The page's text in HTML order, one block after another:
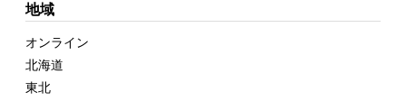
地域
オンライン
北海道
東北